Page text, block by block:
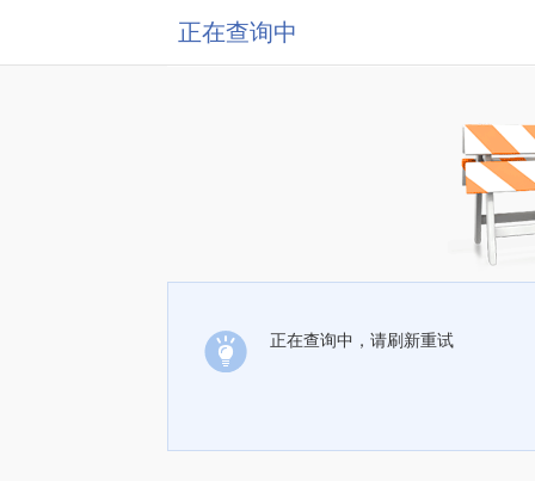
正在查询中
正在查询中，请刷新重试